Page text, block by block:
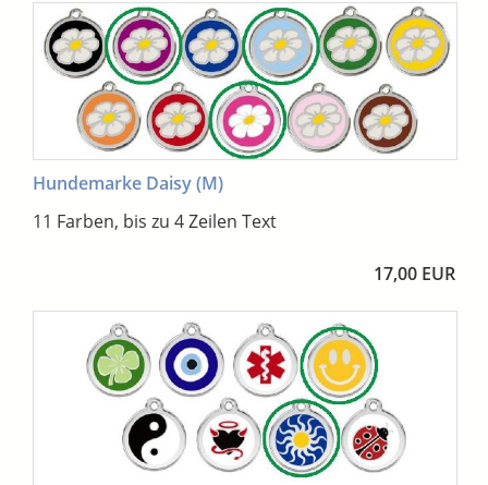
Hundemarke Daisy (M)
11 Farben, bis zu 4 Zeilen Text
17,00 EUR